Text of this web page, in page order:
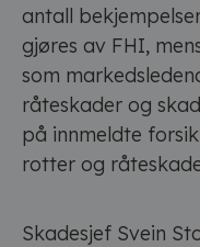
antall
gjøres av FHI,
som
råteskader og
på innmeldte
rotter og
Skadesjef Svein